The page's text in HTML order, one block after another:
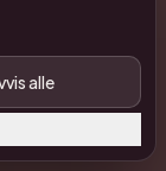
alle